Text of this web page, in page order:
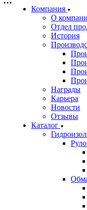
Компания
О
Отдел
История
Награды
Карьера
Новости
Отзывы
Каталог